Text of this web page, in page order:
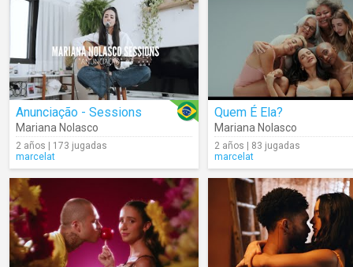
Anunciação - Sessions
Mariana Nolasco
2 años | 173 jugadas
marcelat
Quem É Ela?
Mariana Nolasco
2 años | 83 jugadas
marcelat